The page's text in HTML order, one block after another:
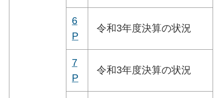
6
P
令和3年度決算の状況
7
P
令和3年度決算の状況